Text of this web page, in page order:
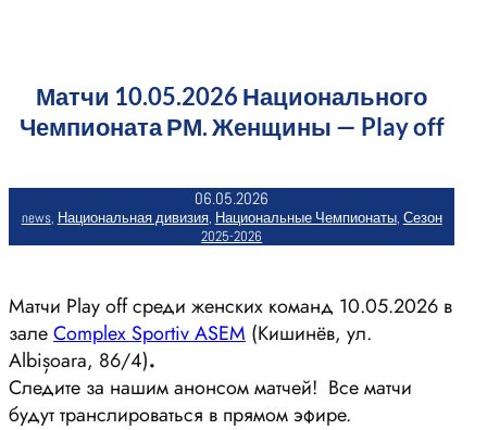
Матчи 10.05.2026 Национального
Чемпионата РМ. Женщины — Play off
06.05.2026
news, Национальная дивизия, Национальные Чемпионаты, Сезон
2025-2026
Матчи Play off среди женских команд 10.05.2026 в
залеComplex Sportiv ASEM (Кишинёв, ул.
Albișoara, 86/4).
Следите за нашим анонсом матчей! Все матчи
будут транслироваться в прямом эфире.